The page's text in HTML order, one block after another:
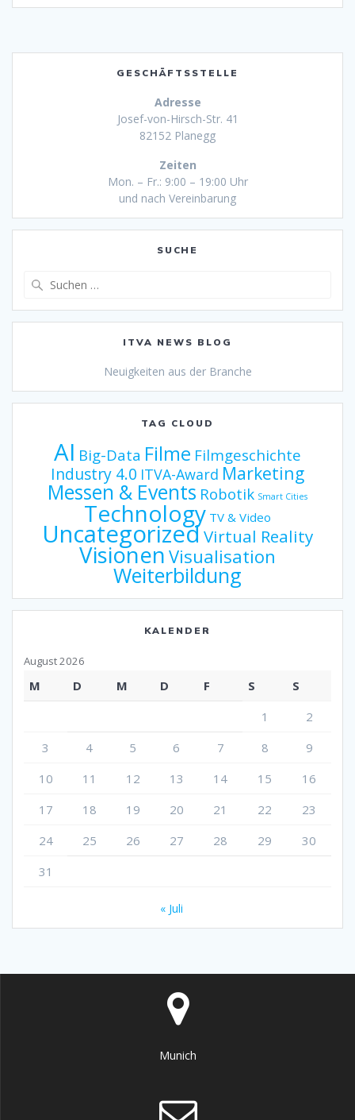
GESCHÄFTSSTELLE
Adresse
Josef-von-Hirsch-Str. 41
82152 Planegg
Zeiten
Mon. – Fr.: 9:00 – 19:00 Uhr
und nach Vereinbarung
SUCHE
ITVA NEWS BLOG
Neuigkeiten aus der Branche
TAG CLOUD
AI Big-Data Filme Filmgeschichte
Industry 4.0 ITVA-Award Marketing
Messen & Events Robotik Smart Cities
Technology TV & Video
UncategorizedVirtual Reality
Visionen Visualisation
Weiterbildung
KALENDER
August 2026
M D M D F S
S
1
2
3
4 5 6 7 8
9
10
11 12 13 14 15
16
17
18 19 20 21 22
23
24
25 26 27 28 29
30
31
« Juli
Munich